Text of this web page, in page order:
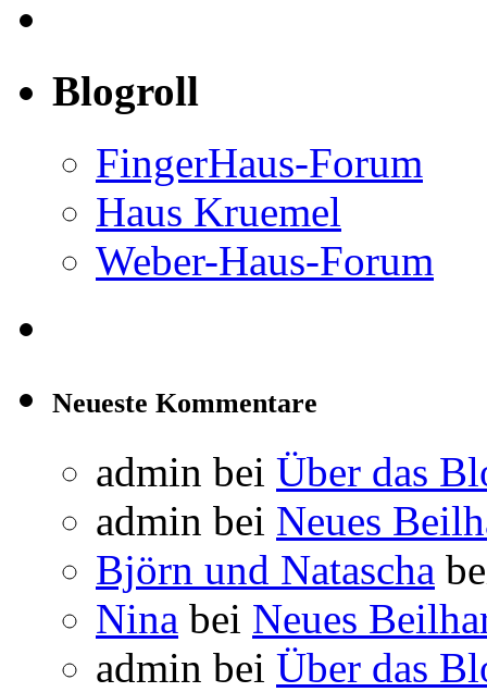
Blogroll
FingerHaus-Forum
Haus Kruemel
Weber-Haus-Forum
Neueste Kommentare
admin bei Über das
admin bei Neues
Björn und Natascha
Nina bei Neues
admin bei Über das